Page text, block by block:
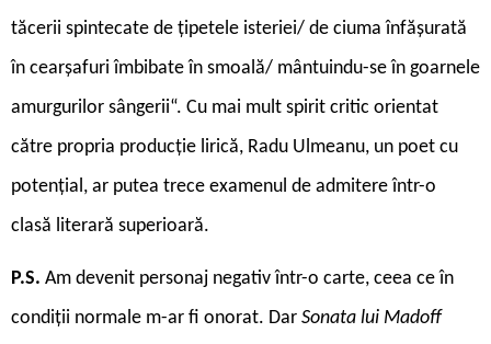
tăcerii spintecate de țipetele isteriei/ de ciuma înfășurată
în cearșafuri îmbibate în smoală/ mântuindu-se în goarnele
amurgurilor sângerii“. Cu mai mult spirit critic orientat
către propria producție lirică, Radu Ulmeanu, un poet cu
potențial, ar putea trece examenul de admitere într-o
clasă literară superioară.
P.S. Am devenit personaj negativ într-o carte, ceea ce în
condiții normale m-ar fi onorat. Dar Sonata lui Madoff